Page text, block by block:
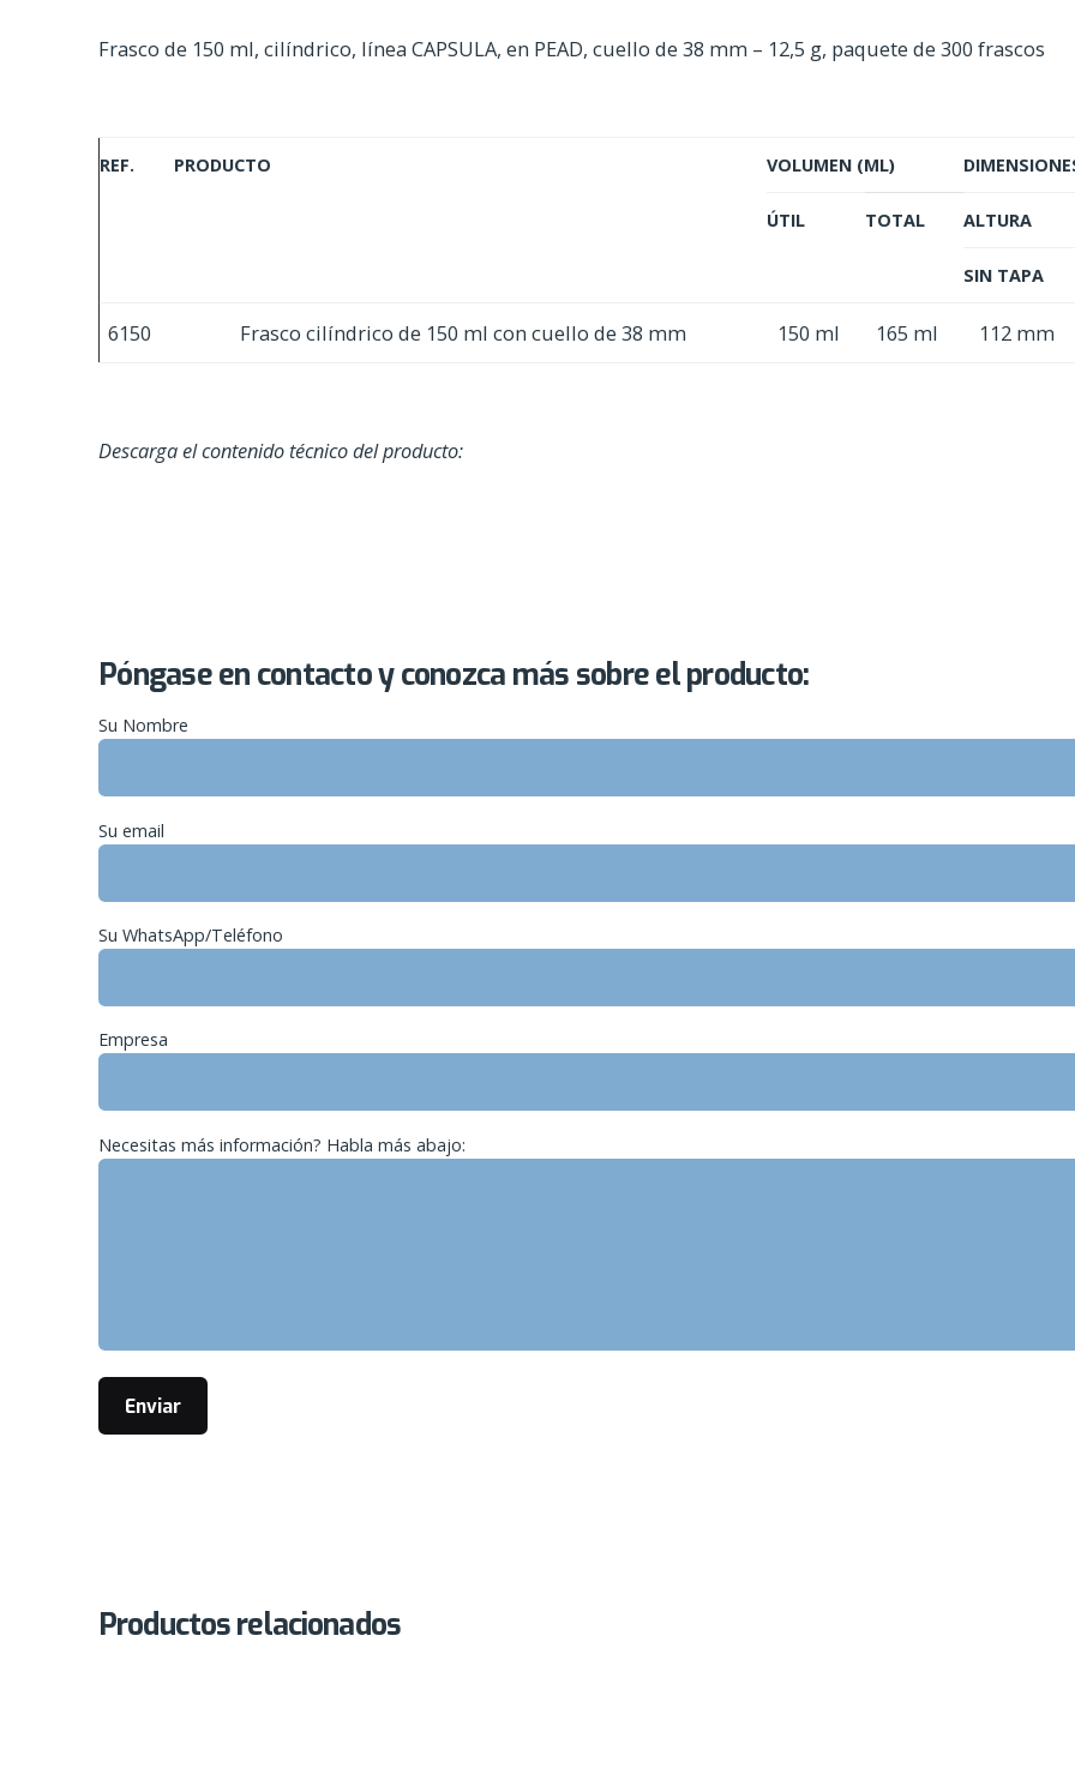
Frasco de 150 ml, cilíndrico, línea CAPSULA, en PEAD, cuello de 38 mm – 12,5 g, paquete de 300 frascos
REF. PRODUCTO VOLUMEN (ML)
ÚTIL TOTAL ALTURA
SIN TAPA
6150 Frasco cilíndrico de 150 ml con cuello de 38 mm 150 ml 165 ml 112 mm
Descarga el contenido técnico del producto:
Póngase en contacto y conozca más sobre el producto:
Su Nombre
Su email
Su WhatsApp/Teléfono
Empresa
Necesitas más información? Habla más abajo:
Productos relacionados